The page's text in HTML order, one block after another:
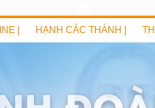
| HẠNH CÁC THÁNH |